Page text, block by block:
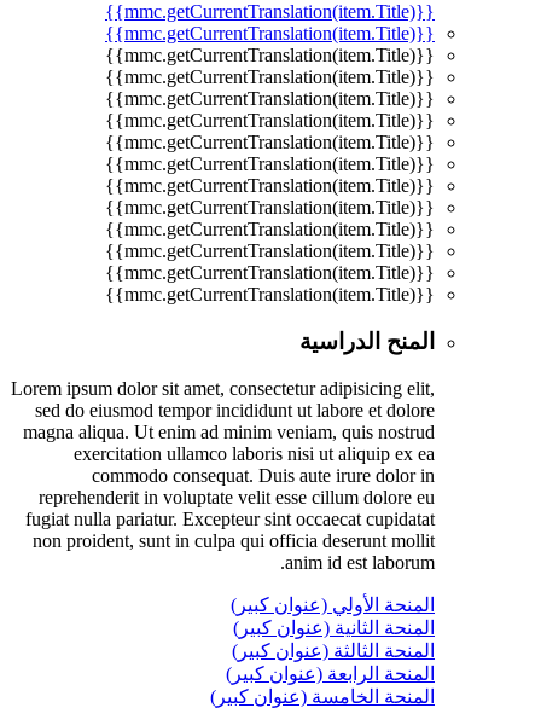
{{mmc.getCurrentTranslation(item.Title)}}
{{mmc.getCurrentTranslation(item.Title)}}
{{mmc.getCurrentTranslation(item.Title)}}
{{mmc.getCurrentTranslation(item.Title)}}
{{mmc.getCurrentTranslation(item.Title)}}
{{mmc.getCurrentTranslation(item.Title)}}
{{mmc.getCurrentTranslation(item.Title)}}
{{mmc.getCurrentTranslation(item.Title)}}
{{mmc.getCurrentTranslation(item.Title)}}
{{mmc.getCurrentTranslation(item.Title)}}
{{mmc.getCurrentTranslation(item.Title)}}
{{mmc.getCurrentTranslation(item.Title)}}
{{mmc.getCurrentTranslation(item.Title)}}
{{mmc.getCurrentTranslation(item.Title)}}
المنح الدراسية
Lorem ipsum dolor sit amet, consectetur adipisicing elit,
sed do eiusmod tempor incididunt ut labore et dolore
magna aliqua. Ut enim ad minim veniam, quis nostrud
exercitation ullamco laboris nisi ut aliquip ex ea
commodo consequat. Duis aute irure dolor in
reprehenderit in voluptate velit esse cillum dolore eu
fugiat nulla pariatur. Excepteur sint occaecat cupidatat
non proident, sunt in culpa qui officia deserunt mollit
anim id est laborum.
المنحة الأولي (عنوان كبير)
المنحة الثانية (عنوان كبير)
المنحة الثالثة (عنوان كبير)
المنحة الرابعة (عنوان كبير)
المنحة الخامسة (عنوان كبير)